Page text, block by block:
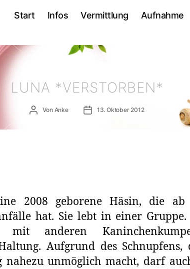
Start Infos Vermittlung Aufnahme
LUNA *VERSTORBEN*
Beitragsautor
Von Anke Veröffentlichungsdatum
13. Oktober 2012
2008 geborene Häsin, die
hat. Sie lebt in einer Gruppe.
mit anderen
Aufgrund des Schnupfens,
nahezu unmöglich macht, darf